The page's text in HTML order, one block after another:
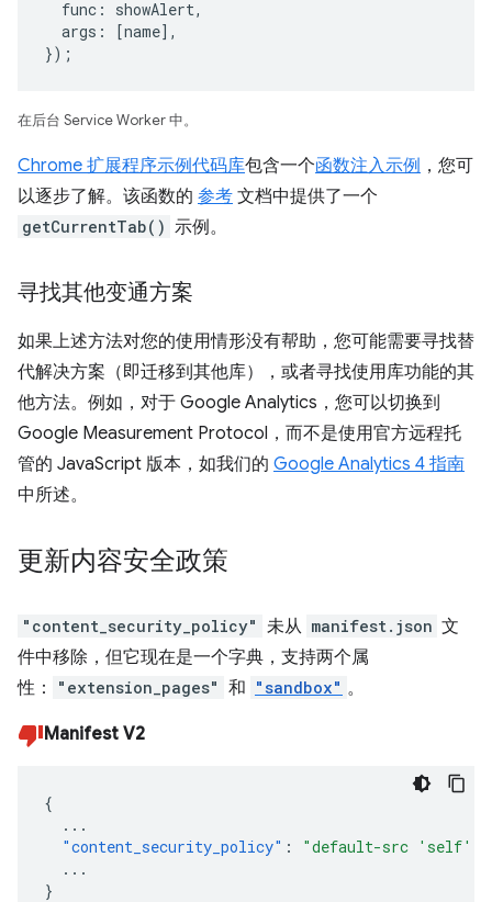
func : showAlert,
args : [name],
});
在后台 Service Worker 中。
Chrome 扩展程序示例代码库包含一个函数注入示例 ，您可
以逐步了解。该函数的 参考 文档中提供了一个
getCurrentTab() 示例。
寻找其他变通方案
如果上述方法对您的使用情形没有帮助，您可能需要寻找替
代解决方案（即迁移到其他库），或者寻找使用库功能的其
他方法。例如，对于 Google Analytics，您可以切换到
Google Measurement Protocol，而不是使用官方远程托
管的 JavaScript 版本，如我们的 Google Analytics 4 指南
中所述。
更新内容安全政策
"content_security_policy" 未从 manifest.json 文
件中移除，但它现在是一个字典，支持两个属
性：
"extension_pages" 和 "sandbox" 。
Manifest V2
{
...
"content_security_policy" :
"default-src 'self'"
...
}